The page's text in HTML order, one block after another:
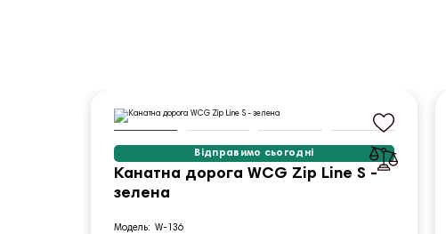
Відправимо сьогодні
Канатна дорога WCG Zip Line S -
зелена
W-136